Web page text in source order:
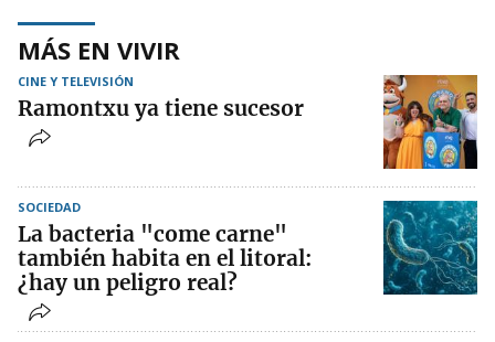
MÁS EN VIVIR
CINE Y TELEVISIÓN
Ramontxu ya tiene sucesor
SOCIEDAD
La bacteria "come carne"
también habita en el litoral:
¿hay un peligro real?